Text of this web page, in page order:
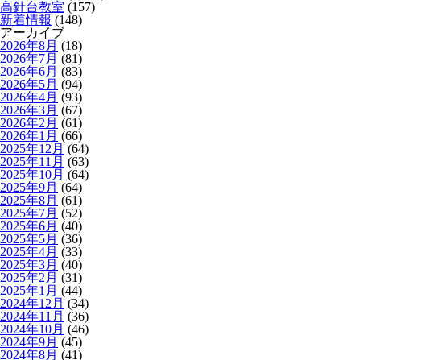
高針台教室 (157)
新着情報 (148)
アーカイブ
2026年8月 (18)
2026年7月 (81)
2026年6月 (83)
2026年5月 (94)
2026年4月 (93)
2026年3月 (67)
2026年2月 (61)
2026年1月 (66)
2025年12月 (64)
2025年11月 (63)
2025年10月 (64)
2025年9月 (64)
2025年8月 (61)
2025年7月 (52)
2025年6月 (40)
2025年5月 (36)
2025年4月 (33)
2025年3月 (40)
2025年2月 (31)
2025年1月 (44)
2024年12月 (34)
2024年11月 (36)
2024年10月 (46)
2024年9月 (45)
2024年8月 (41)